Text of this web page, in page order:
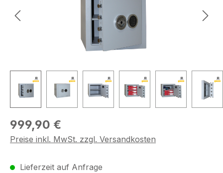
Regulärer Preis:
999,90 €
Preise inkl. MwSt. zzgl. Versandkosten
Lieferzeit auf Anfrage